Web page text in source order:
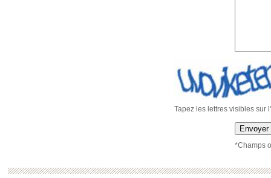
Tapez les lettres visibles sur
Envoyer
*Champs